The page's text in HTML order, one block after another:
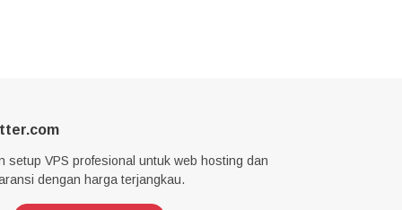
setup VPS profesional untuk web hosting dan
dengan harga terjangkau.